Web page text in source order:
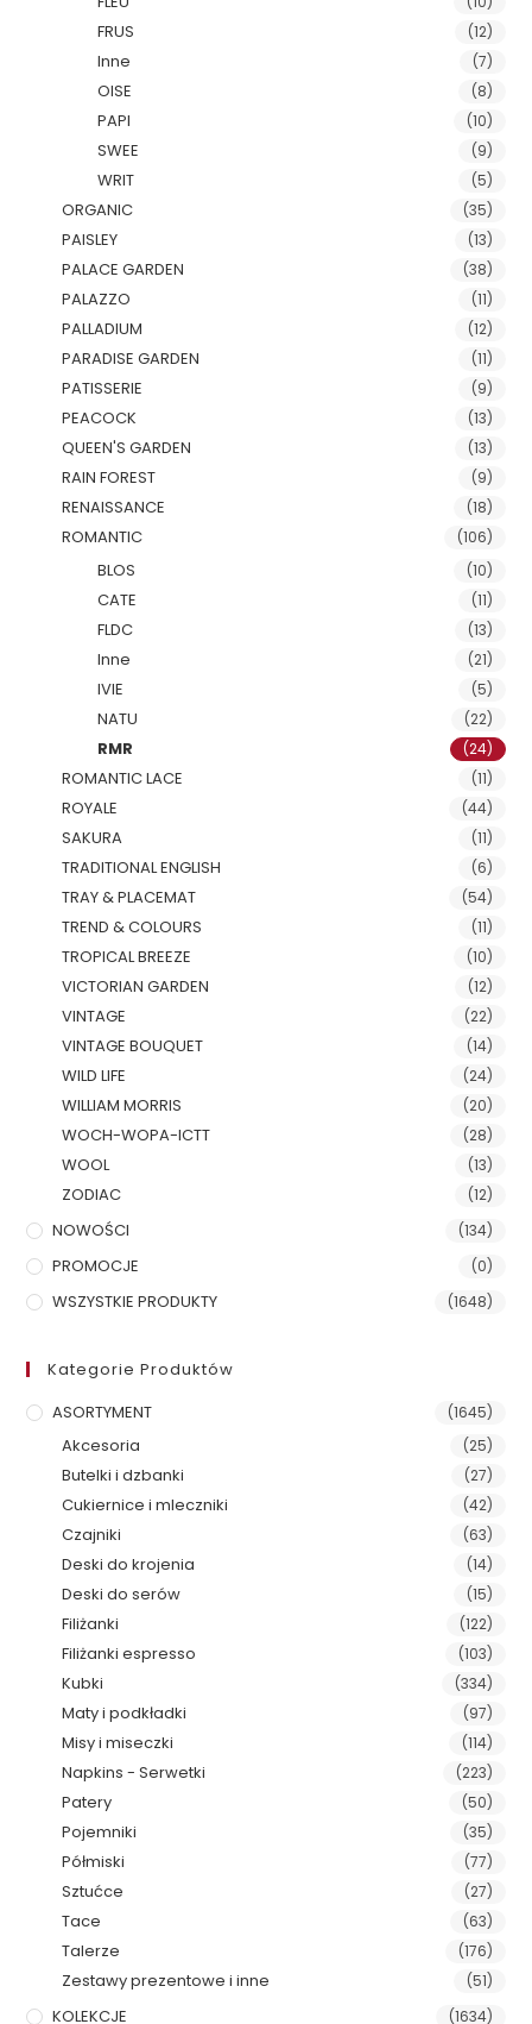
FRUS (12)
Inne (7)
OISE (8)
PAPI (10)
SWEE (9)
WRIT (5)
ORGANIC (35)
PAISLEY (13)
PALACE GARDEN (38)
PALAZZO (11)
PALLADIUM (12)
PARADISE GARDEN (11)
PATISSERIE (9)
PEACOCK (13)
QUEEN'S GARDEN (13)
RAIN FOREST (9)
RENAISSANCE (18)
ROMANTIC (106)
BLOS (10)
CATE (11)
FLDC (13)
Inne (21)
IVIE (5)
NATU (22)
RMR (24)
ROMANTIC LACE (11)
ROYALE (44)
SAKURA (11)
TRADITIONAL ENGLISH (6)
TRAY & PLACEMAT (54)
TREND & COLOURS (11)
TROPICAL BREEZE (10)
VICTORIAN GARDEN (12)
VINTAGE (22)
VINTAGE BOUQUET (14)
WILD LIFE (24)
WILLIAM MORRIS (20)
WOCH-WOPA-ICTT (28)
WOOL (13)
ZODIAC (12)
NOWOŚCI (134)
PROMOCJE (0)
WSZYSTKIE PRODUKTY (1648)
Kategorie Produktów
ASORTYMENT
(1645)
Akcesoria (25)
Butelki i dzbanki (27)
Cukiernice i mleczniki (42)
Czajniki (63)
Deski do krojenia (14)
Deski do serów (15)
Filiżanki (122)
Filiżanki espresso (103)
Kubki (334)
Maty i podkładki (97)
Misy i miseczki (114)
Napkins - Serwetki (223)
Patery (50)
Pojemniki (35)
Półmiski (77)
Sztućce (27)
Tace (63)
Talerze (176)
Zestawy prezentowe i inne (51)
KOLEKCJE (1634)